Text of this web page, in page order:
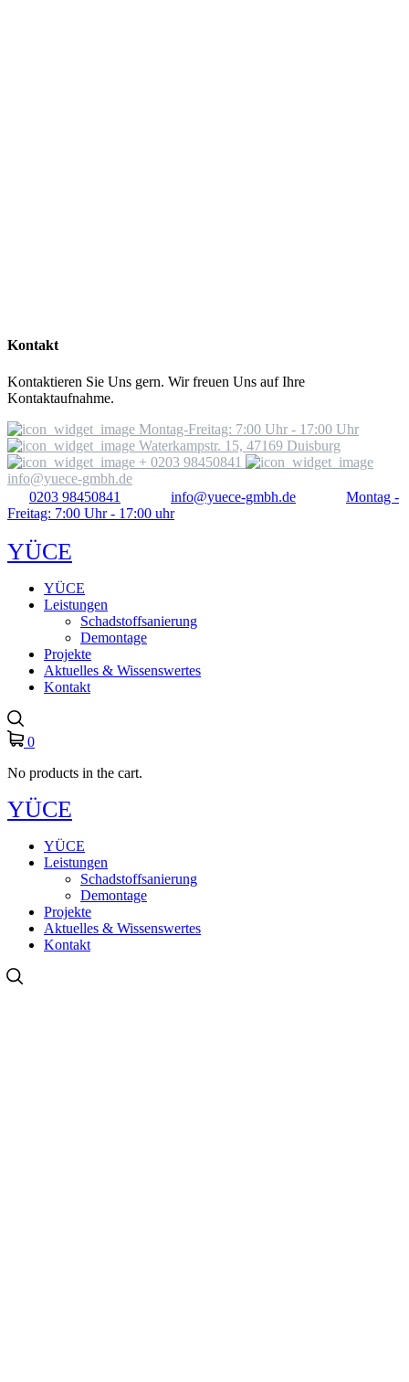
Kontakt
Kontaktieren Sie Uns gern. Wir freuen Uns auf Ihre
Kontaktaufnahme.
Montag-Freitag: 7:00 Uhr - 17:00 Uhr
Waterkampstr. 15, 47169 Duisburg
+ 0203 98450841
info@yuece-gmbh.de
0203 98450841
info@yuece-gmbh.de
Montag -
Freitag: 7:00 Uhr - 17:00 uhr
YÜCE
YÜCE
Leistungen
Schadstoffsanierung
Demontage
Projekte
Aktuelles & Wissenswertes
Kontakt
0
No products in the cart.
YÜCE
YÜCE
Leistungen
Schadstoffsanierung
Demontage
Projekte
Aktuelles & Wissenswertes
Kontakt